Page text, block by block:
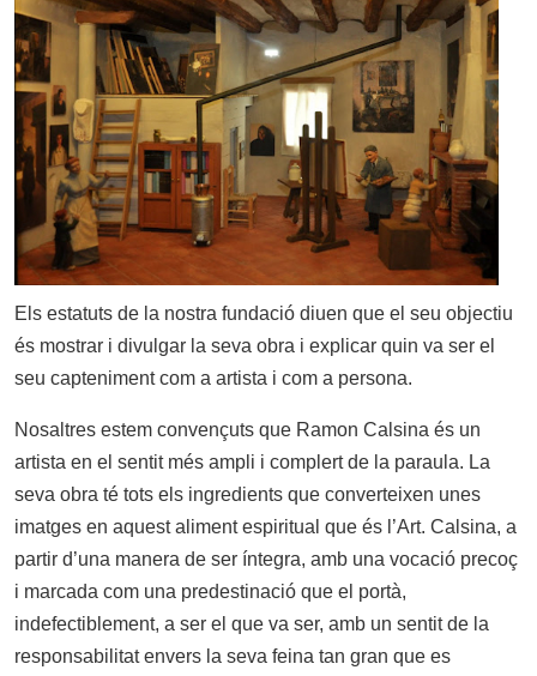
Els estatuts de la nostra fundació diuen que el seu objectiu
és mostrar i divulgar la seva obra i explicar quin va ser el
seu capteniment com a artista i com a persona.
Nosaltres estem convençuts que Ramon Calsina és un
artista en el sentit més ampli i complert de la paraula. La
seva obra té tots els ingredients que converteixen unes
imatges en aquest aliment espiritual que és l’Art. Calsina, a
partir d’una manera de ser íntegra, amb una vocació precoç
i marcada com una predestinació que el portà,
indefectiblement, a ser el que va ser, amb un sentit de la
responsabilitat envers la seva feina tan gran que es